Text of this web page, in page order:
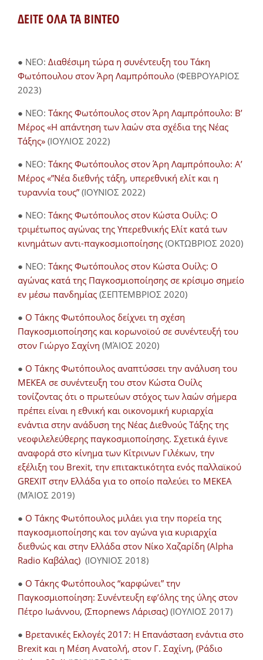
ΔΕΙΤΕ ΟΛΑ ΤΑ ΒΙΝΤΕΟ
● NEO: Διαθέσιμη τώρα η συνέντευξη του Τάκη
Φωτόπουλου στον Άρη Λαμπρόπουλο (ΦΕΒΡΟΥΑΡΙΟΣ
2023)
● NEO: Τάκης Φωτόπουλος στον Άρη Λαμπρόπουλο: Β’
Μέρος «Η απάντηση των λαών στα σχέδια της Νέας
Τάξης» (ΙΟΥΛΙΟΣ 2022)
● NEO: Τάκης Φωτόπουλος στον Άρη Λαμπρόπουλο: Α’
Μέρος «”Νέα διεθνής τάξη, υπερεθνική ελίτ και η
τυραννία τους” (ΙΟΥΝΙΟΣ 2022)
● NEO: Τάκης Φωτόπουλος στον Κώστα Ουίλς: Ο
τριμέτωπος αγώνας της Υπερεθνικής Ελίτ κατά των
κινημάτων αντι-παγκοσμιοποίησης (ΟΚΤΩΒΡΙΟΣ 2020)
● NEO: Τάκης Φωτόπουλος στον Κώστα Ουίλς: Ο
αγώνας κατά της Παγκοσμιοποίησης σε κρίσιμο σημείο
εν μέσω πανδημίας (ΣΕΠΤΕΜΒΡΙΟΣ 2020)
● Ο Τάκης Φωτόπουλος δείχνει τη σχέση
Παγκοσμιοποίησης και κορωνοϊού σε συνέντευξή του
στον Γιώργο Σαχίνη (ΜΆΙΟΣ 2020)
● O Τάκης Φωτόπουλος αναπτύσσει την ανάλυση του
ΜΕΚΕΑ σε συνέντευξη του στον Κώστα Ουίλς
τονίζοντας ότι ο πρωτεύων στόχος των λαών σήμερα
πρέπει είναι η εθνική και οικονομική κυριαρχία
ενάντια στην ανάδυση της Νέας Διεθνούς Τάξης της
νεοφιλελεύθερης παγκοσμιοποίησης. Σχετικά έγινε
αναφορά στο κίνημα των Κίτρινων Γιλέκων, την
εξέλιξη του Brexit, την επιτακτικότητα ενός παλλαϊκού
GREXIT στην Ελλάδα για το οποίο παλεύει το ΜΕΚΕΑ
(ΜΆΙΟΣ 2019)
● Ο Τάκης Φωτόπουλος μιλάει για την πορεία της
παγκοσμιοποίησης και τον αγώνα για κυριαρχία
διεθνώς και στην Ελλάδα στον Νίκο Χαζαρίδη (Alpha
Radio Καβάλας) (ΙΟΥΝΙΟΣ 2018)
● Ο Τάκης Φωτόπουλος “καρφώνει” την
Παγκοσμιοποίηση: Συνέντευξη εφ’όλης της ύλης στον
Πέτρο Ιωάννου, (Σπορnews Λάρισας) (ΙΟΥΛΙΟΣ 2017)
● Βρετανικές Εκλογές 2017: Η Επανάσταση ενάντια στο
Brexit και η Μέση Ανατολή, στον Γ. Σαχίνη, (Ράδιο